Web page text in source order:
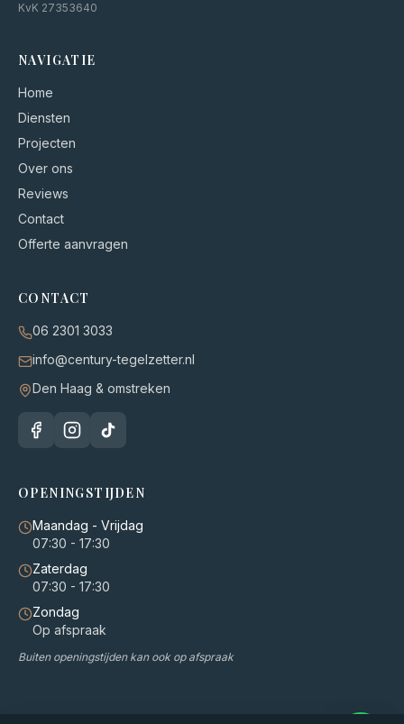
KvK 27353640
NAVIGATIE
Home
Diensten
Projecten
Over ons
Reviews
Contact
Offerte aanvragen
CONTACT
06 2301 3033
info@century-tegelzetter.nl
Den Haag & omstreken
OPENINGSTIJDEN
Maandag - Vrijdag
07:30 - 17:30
Zaterdag
07:30 - 17:30
Zondag
Op afspraak
Buiten openingstijden kan ook op afspraak